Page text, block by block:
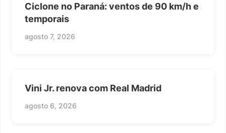
Ciclone no Paraná: ventos de 90 km/h e
temporais
agosto 7, 2026
Vini Jr. renova com Real Madrid
agosto 6, 2026